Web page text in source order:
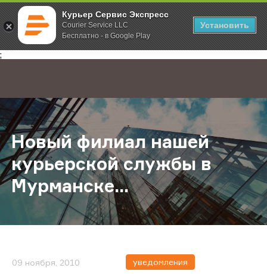
Курьер Сервис Экспресс
Courier Service LLC
Бесплатно - в Google Play
Установить
;
Главная О компании Новости Новый филиал нашей курьерской
Новый филиал нашей
курьерской службы в
Мурманске...
09 ноября, 2010 уведомления